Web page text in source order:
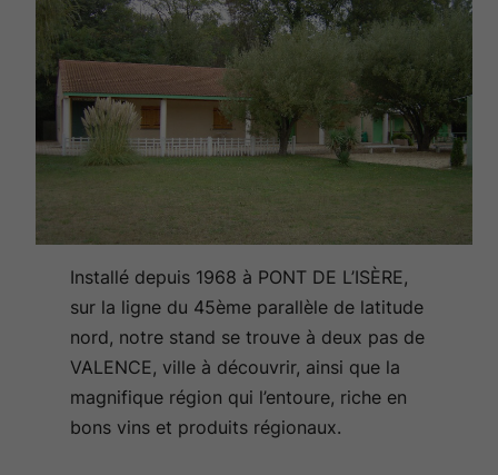
Installé depuis 1968 à PONT DE L’ISÈRE,
sur la ligne du 45ème parallèle de latitude
nord, notre stand se trouve à deux pas de
VALENCE, ville à découvrir, ainsi que la
magnifique région qui l’entoure, riche en
bons vins et produits régionaux.